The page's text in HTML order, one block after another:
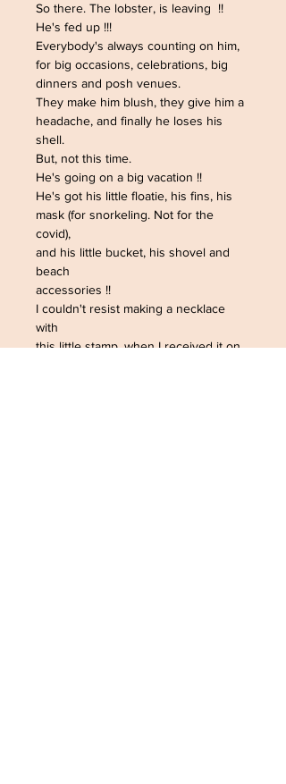
So there. The lobster, is leaving !!
He's fed up !!!
Everybody's always counting on him,
for big occasions, celebrations, big
dinners and posh venues.
They make him blush, they give him a
headache, and finally he loses his
shell.
But, not this time.
He's going on a big vacation !!
He's got his little floatie, his fins, his
mask (for snorkeling. Not for the
covid),
and his little bucket, his shovel and
beach
accessories !!
I couldn't resist making a necklace
with
this little stamp, when I received it on